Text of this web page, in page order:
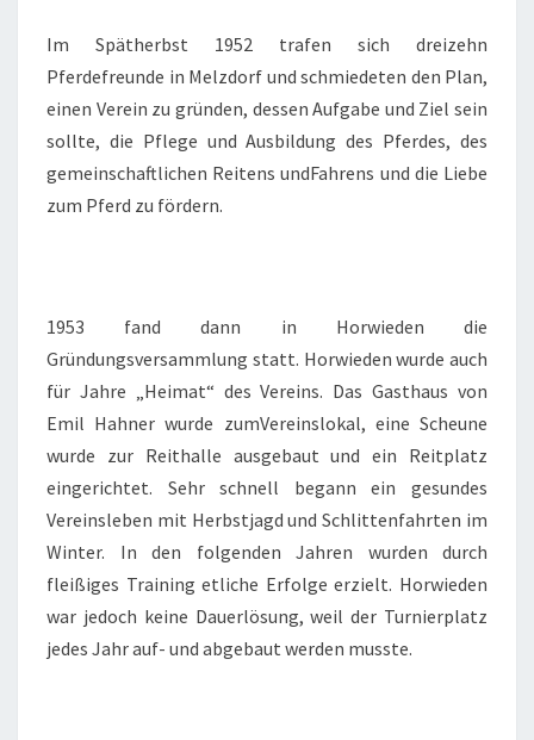
Im Spätherbst 1952 trafen sich dreizehn
Pferdefreunde in Melzdorf und schmiedeten den Plan,
einen Verein zu gründen, dessen Aufgabe und Ziel sein
sollte, die Pflege und Ausbildung des Pferdes, des
gemeinschaftlichen Reitens undFahrens und die Liebe
zum Pferd zu fördern.
1953 fand dann in Horwieden die
Gründungsversammlung statt. Horwieden wurde auch
für Jahre „Heimat“ des Vereins. Das Gasthaus von
Emil Hahner wurde zumVereinslokal, eine Scheune
wurde zur Reithalle ausgebaut und ein Reitplatz
eingerichtet. Sehr schnell begann ein gesundes
Vereinsleben mit Herbstjagd und Schlittenfahrten im
Winter. In den folgenden Jahren wurden durch
fleißiges Training etliche Erfolge erzielt. Horwieden
war jedoch keine Dauerlösung, weil der Turnierplatz
jedes Jahr auf- und abgebaut werden musste.